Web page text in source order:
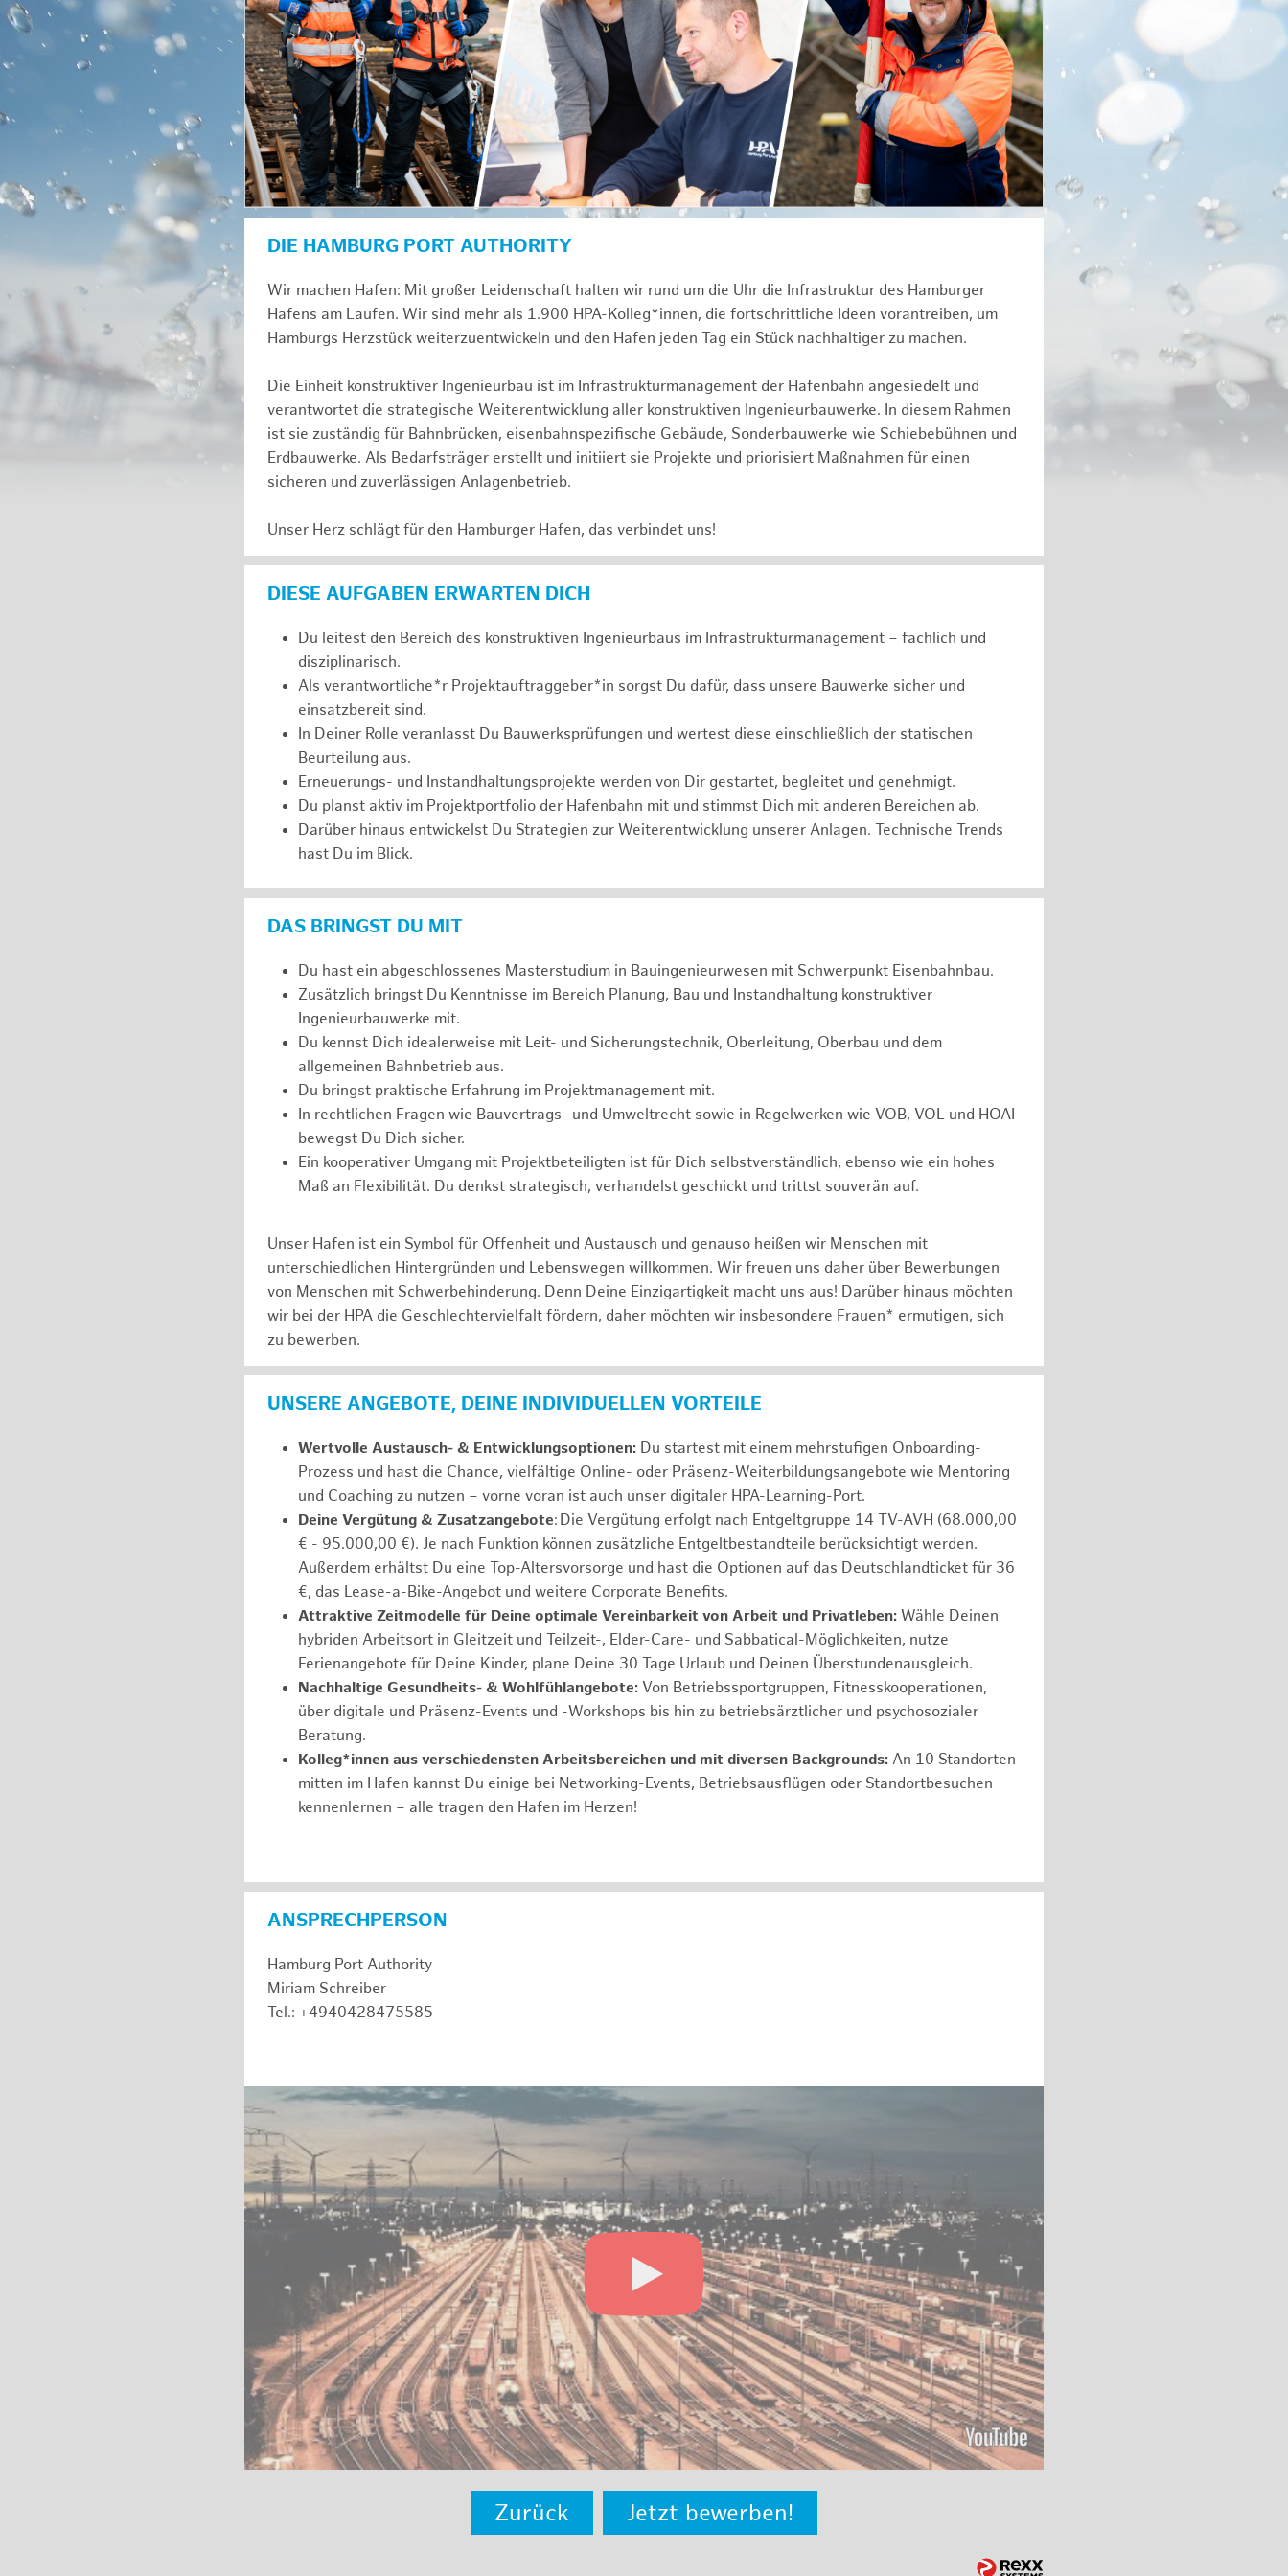
DIE HAMBURG PORT AUTHORITY
Wir machen Hafen: Mit großer Leidenschaft halten wir rund um die Uhr die Infrastruktur des Hamburger
Hafens am Laufen. Wir sind mehr als 1.900 HPA-Kolleg*innen, die fortschrittliche Ideen vorantreiben, um
Hamburgs Herzstück weiterzuentwickeln und den Hafen jeden Tag ein Stück nachhaltiger zu machen.
Die Einheit konstruktiver Ingenieurbau ist im Infrastrukturmanagement der Hafenbahn angesiedelt und
verantwortet die strategische Weiterentwicklung aller konstruktiven Ingenieurbauwerke. In diesem Rahmen
ist sie zuständig für Bahnbrücken, eisenbahnspezifische Gebäude, Sonderbauwerke wie Schiebebühnen und
Erdbauwerke. Als Bedarfsträger erstellt und initiiert sie Projekte und priorisiert Maßnahmen für einen
sicheren und zuverlässigen Anlagenbetrieb.
Unser Herz schlägt für den Hamburger Hafen, das verbindet uns!
DIESE AUFGABEN ERWARTEN DICH
Du leitest den Bereich des konstruktiven Ingenieurbaus im Infrastrukturmanagement – fachlich und
disziplinarisch.
Als verantwortliche*r Projektauftraggeber*in sorgst Du dafür, dass unsere Bauwerke sicher und
einsatzbereit sind.
In Deiner Rolle veranlasst Du Bauwerksprüfungen und wertest diese einschließlich der statischen
Beurteilung aus.
Erneuerungs- und Instandhaltungsprojekte werden von Dir gestartet, begleitet und genehmigt.
Du planst aktiv im Projektportfolio der Hafenbahn mit und stimmst Dich mit anderen Bereichen ab.
Darüber hinaus entwickelst Du Strategien zur Weiterentwicklung unserer Anlagen. Technische Trends
hast Du im Blick.
DAS BRINGST DU MIT
Du hast ein abgeschlossenes Masterstudium in Bauingenieurwesen mit Schwerpunkt Eisenbahnbau.
Zusätzlich bringst Du Kenntnisse im Bereich Planung, Bau und Instandhaltung konstruktiver
Ingenieurbauwerke mit.
Du kennst Dich idealerweise mit Leit- und Sicherungstechnik, Oberleitung, Oberbau und dem
allgemeinen Bahnbetrieb aus.
Du bringst praktische Erfahrung im Projektmanagement mit.
In rechtlichen Fragen wie Bauvertrags- und Umweltrecht sowie in Regelwerken wie VOB, VOL und HOAI
bewegst Du Dich sicher.
Ein kooperativer Umgang mit Projektbeteiligten ist für Dich selbstverständlich, ebenso wie ein hohes
Maß an Flexibilität. Du denkst strategisch, verhandelst geschickt und trittst souverän auf.
Unser Hafen ist ein Symbol für Offenheit und Austausch und genauso heißen wir Menschen mit
unterschiedlichen Hintergründen und Lebenswegen willkommen. Wir freuen uns daher über Bewerbungen
von Menschen mit Schwerbehinderung. Denn Deine Einzigartigkeit macht uns aus! Darüber hinaus möchten
wir bei der HPA die Geschlechtervielfalt fördern, daher möchten wir insbesondere Frauen* ermutigen, sich
zu bewerben.
UNSERE ANGEBOTE, DEINE INDIVIDUELLEN VORTEILE
Wertvolle Austausch- & Entwicklungsoptionen: Du startest mit einem mehrstufigen Onboarding-
Prozess und hast die Chance, vielfältige Online- oder Präsenz-Weiterbildungsangebote wie Mentoring
und Coaching zu nutzen – vorne voran ist auch unser digitaler HPA-Learning-Port.
Deine Vergütung & Zusatzangebote: Die Vergütung erfolgt nach Entgeltgruppe 14 TV-AVH (68.000,00
€ - 95.000,00 €). Je nach Funktion können zusätzliche Entgeltbestandteile berücksichtigt werden.
Außerdem erhältst Du eine Top-Altersvorsorge und hast die Optionen auf das Deutschlandticket für 36
€, das Lease-a-Bike-Angebot und weitere Corporate Benefits.
Attraktive Zeitmodelle für Deine optimale Vereinbarkeit von Arbeit und Privatleben: Wähle Deinen
hybriden Arbeitsort in Gleitzeit und Teilzeit-, Elder-Care- und Sabbatical-Möglichkeiten, nutze
Ferienangebote für Deine Kinder, plane Deine 30 Tage Urlaub und Deinen Überstundenausgleich.
Nachhaltige Gesundheits- & Wohlfühlangebote: Von Betriebssportgruppen, Fitnesskooperationen,
über digitale und Präsenz-Events und -Workshops bis hin zu betriebsärztlicher und psychosozialer
Beratung.
Kolleg*innen aus verschiedensten Arbeitsbereichen und mit diversen Backgrounds: An 10 Standorten
mitten im Hafen kannst Du einige bei Networking-Events, Betriebsausflügen oder Standortbesuchen
kennenlernen – alle tragen den Hafen im Herzen!
ANSPRECHPERSON
Hamburg Port Authority
Miriam Schreiber
Tel.: +4940428475585
Zurück Jetzt bewerben!